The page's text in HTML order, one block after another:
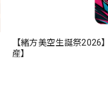
【緒方美空生誕祭2026
産】